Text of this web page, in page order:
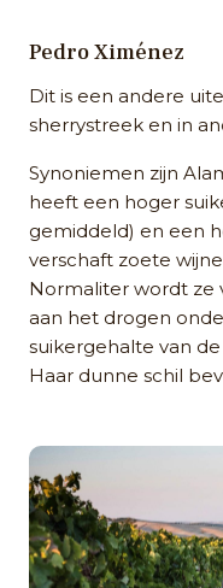
Pedro Ximénez
Dit is een andere
sherrystreek en in
Synoniemen zijn
heeft een hoger
gemiddeld) en een
verschaft zoete
Normaliter wordt ze
aan het drogen
suikergehalte van
Haar dunne schil